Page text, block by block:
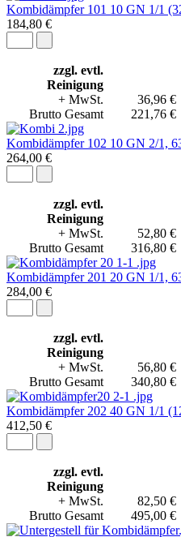
Kombidämpfer 101 10 GN 1/1
184,80 €
zzgl. evtl.
Reinigung
+ MwSt.
36,96 €
Brutto Gesamt
221,76 €
Kombidämpfer 102 10 GN 2/1,
264,00 €
zzgl. evtl.
Reinigung
+ MwSt.
52,80 €
Brutto Gesamt
316,80 €
Kombidämpfer 201 20 GN 1/1,
284,00 €
zzgl. evtl.
Reinigung
+ MwSt.
56,80 €
Brutto Gesamt
340,80 €
Kombidämpfer 202 40 GN 1/1
412,50 €
zzgl. evtl.
Reinigung
+ MwSt.
82,50 €
Brutto Gesamt
495,00 €